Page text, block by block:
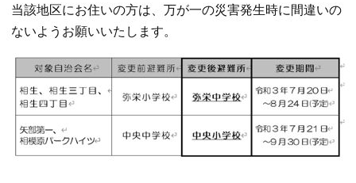
当該地区にお住いの方は、万が一の災害発生時に間違いの
ないようお願いいたします。